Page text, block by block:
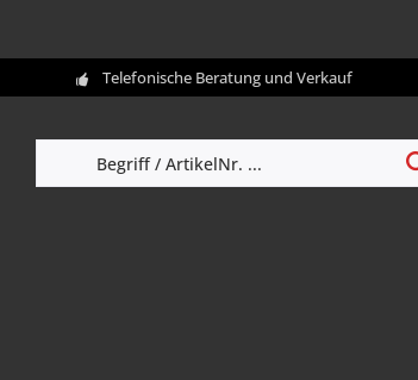
Telefonische Beratung und Verkauf